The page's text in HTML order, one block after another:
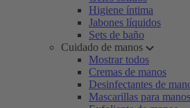
Higiene íntima
Jabones líquidos
Sets de baño
Cuidado de manos
Mostrar todos
Cremas de manos
Desinfectantes de
Mascarillas para manos